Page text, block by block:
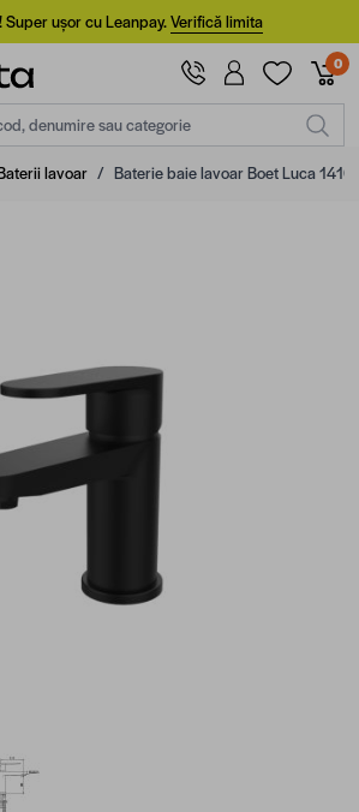
Super ușor cu Leanpay.Verifică limita
0
denumire sau categorie
lavoar / Baterie baie lavoar Boet Luca
View larger image